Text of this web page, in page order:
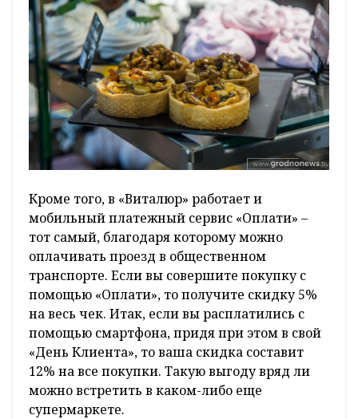
Кроме того, в «Виталюр» работает и
мобильный платежный сервис «Оплати» –
тот самый, благодаря которому можно
оплачивать проезд в общественном
транспорте. Если вы совершите покупку с
помощью «Оплати», то получите скидку 5%
на весь чек. Итак, если вы расплатились с
помощью смартфона, придя при этом в свой
«День Клиента», то ваша скидка составит
12% на все покупки. Такую выгоду вряд ли
можно встретить в каком-либо еще
супермаркете.